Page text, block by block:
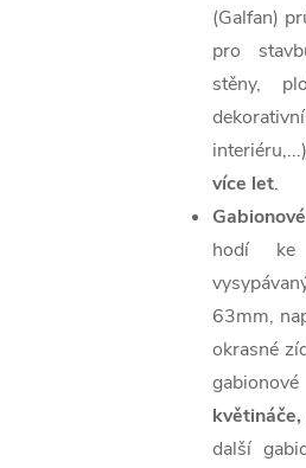
(Galfan)
pro
stěny,
více let.
hodí ke
63mm,
okrasné
další